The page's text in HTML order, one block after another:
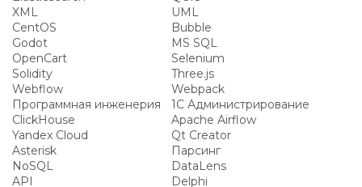
XML
UML
CentOS
Bubble
Godot
MS SQL
OpenCart
Selenium
Solidity
Three.js
Webflow
Webpack
Программная инженерия
1С Администрирование
ClickHouse
Apache Airflow
Yandex Cloud
Qt Creator
Asterisk
Парсинг
NoSQL
DataLens
API
Delphi